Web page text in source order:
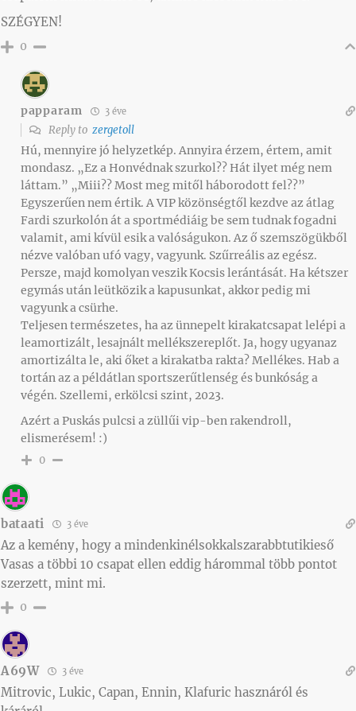
SZÉGYEN!
0
papparam 3 éve
Reply to zergetoll
Hú, mennyire jó helyzetkép. Annyira érzem, értem, amit
mondasz. „Ez a Honvédnak szurkol?? Hát ilyet még nem
láttam.” „Miii?? Most meg mitől háborodott fel??”
Egyszerűen nem értik. A VIP közönségtől kezdve az átlag
Fardi szurkolón át a sportmédiáig be sem tudnak fogadni
valamit, ami kívül esik a valóságukon. Az ő szemszögükből
nézve valóban ufó vagy, vagyunk. Szűrreális az egész.
Persze, majd komolyan veszik Kocsis lerántását. Ha kétszer
egymás után leütközik a kapusunkat, akkor pedig mi
vagyunk a csürhe.
Teljesen természetes, ha az ünnepelt kirakatcsapat lelépi a
leamortizált, lesajnált mellékszereplőt. Ja, hogy ugyanaz
amortizálta le, aki őket a kirakatba rakta? Mellékes. Hab a
tortán az a példátlan sportszerűtlenség és bunkóság a
végén. Szellemi, erkölcsi szint, 2023.
Azért a Puskás pulcsi a züllűi vip-ben rakendroll,
elismerésem! :)
0
bataati 3 éve
Az a kemény, hogy a mindenkinélsokkalszarabbtutikieső
Vasas a többi 10 csapat ellen eddig hárommal több pontot
szerzett, mint mi.
0
A69W 3 éve
Mitrovic, Lukic, Capan, Ennin, Klafuric hasznáról és